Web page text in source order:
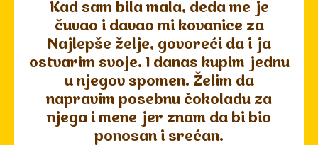
Kad sam bila mala, deda me je
čuvao i davao mi kovanice za
Najlepše želje, govoreći da i ja
ostvarim svoje. I danas kupim jednu
u njegov spomen. Želim da
napravim posebnu čokoladu za
njega i mene jer znam da bi bio
ponosan i srećan.